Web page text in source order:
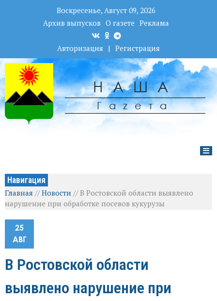
Воскресенье, Август 09, 2026
Архив выпусков О газете Реклама
Авторизация | Регистрация
НАША
Гаzета
Навигация
Главная //Новости //В Ростовской области выявлено
нарушение при обработке посевов кукурузы
25
АВГ
В Ростовской области
выявлено нарушение при